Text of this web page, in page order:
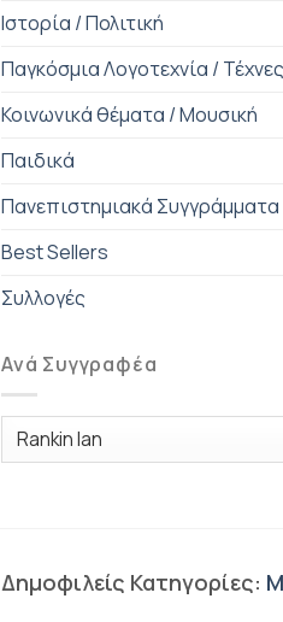
Ιστορία / Πολιτική
Παγκόσμια Λογοτεχνία / Τέχνες
Κοινωνικά θέματα / Μουσική
Παιδικά
Πανεπιστημιακά Συγγράμματα
Best Sellers
Συλλογές
Ανά Συγγραφέα
Δημοφιλείς Κατηγορίες: